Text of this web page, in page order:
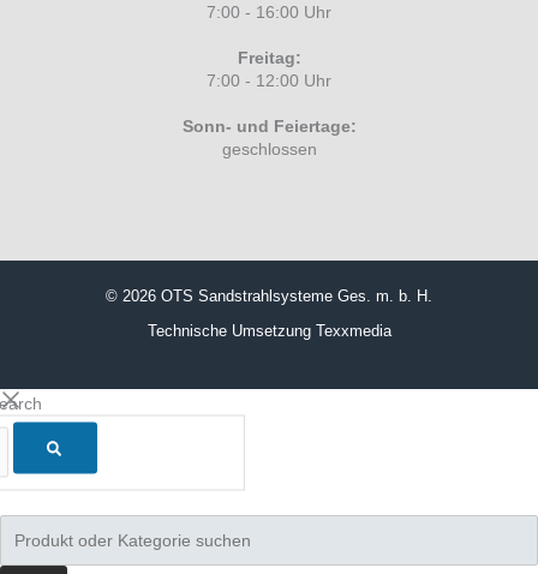
7:00 - 16:00 Uhr
Freitag:
7:00 - 12:00 Uhr
Sonn- und Feiertage:
geschlossen
© 2026 OTS Sandstrahlsysteme Ges. m. b. H.
Technische Umsetzung Texxmedia
search